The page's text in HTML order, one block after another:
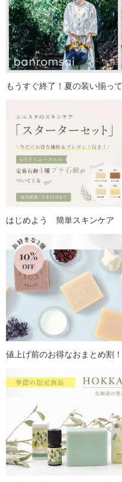
もうすぐ終了！夏の装い揃っ
はじめよう 簡単スキンケア
値上げ前のお得なおまとめ割！